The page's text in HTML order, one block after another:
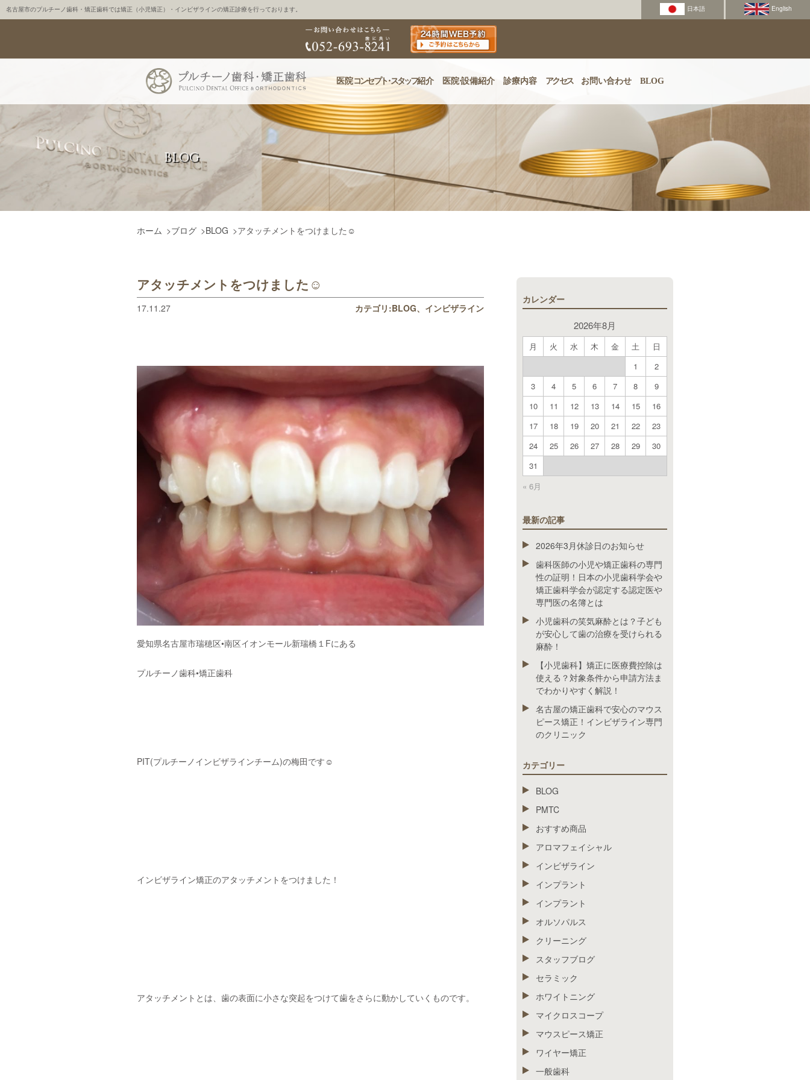
名古屋市のプルチーノ歯科・矯正歯科では矯正（小児矯正）・インビザラインの矯正診療を行っております。
医院コンセプト・スタッフ紹介 医院・設備紹介 診療内容 アクセス お問い合わせ BLOG
BLOG
ホーム >ブログ >BLOG >アタッチメントをつけました☺
アタッチメントをつけました☺
17.11.27 カテゴリ:BLOG インビザライン
愛知県名古屋市瑞穂区•南区イオンモール新瑞橋１Fにある
プルチーノ歯科•矯正歯科
PIT(プルチーノインビザラインチーム)の梅田です☺
インビザライン矯正のアタッチメントをつけました！
アタッチメントとは、歯の表面に小さな突起をつけて歯をさらに動かしていくものです。
カレンダー
2026年8月
月 火 水 木 金 土 日
« 6月
1
2
3
4 5 6 7 8
9
10
11 12 13 14 15
16
17
18 19 20 21 22
23
24
25 26 27 28 29
30
31
最新の記事
2026年3月休診日のお知らせ
歯科医師の小児や矯正歯科の専門
性の証明！日本の小児歯科学会や
矯正歯科学会が認定する認定医や
専門医の名簿とは
小児歯科の笑気麻酔とは？子ども
が安心して歯の治療を受けられる
麻酔！
【小児歯科】矯正に医療費控除は
使える？対象条件から申請方法ま
でわかりやすく解説！
名古屋の矯正歯科で安心のマウス
ピース矯正！インビザライン専門
のクリニック
カテゴリー
BLOG
PMTC
おすすめ商品
アロマフェイシャル
インビザライン
インプラント
インプラント
オルソパルス
クリーニング
スタッフブログ
セラミック
ホワイトニング
マイクロスコープ
マウスピース矯正
ワイヤー矯正
一般歯科